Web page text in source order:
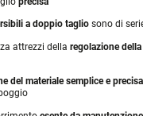
a doppio taglio sono di
attrezzi della regolazione
del materiale semplice e precisa